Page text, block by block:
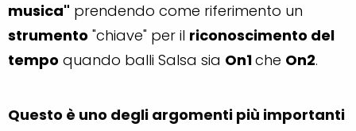
musica" prendendo come riferimento un
strumento "chiave" per il riconoscimento del
tempo quando balli Salsa sia On1che On2.
Questo è uno degli argomenti più importanti